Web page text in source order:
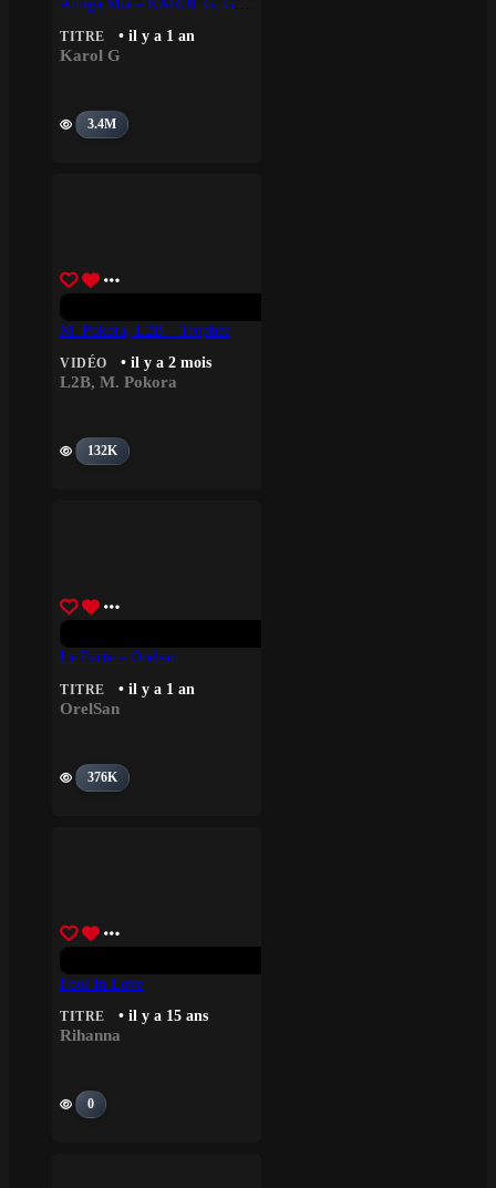
TITRE • il y a 1 an
Karol G
3.4M
M. Pokora, L2B – Trophée
VIDÉO • il y a 2 mois
L2B, M. Pokora
132K
Le Pacte – Orelsan
TITRE • il y a 1 an
OrelSan
376K
Fool In Love
TITRE • il y a 15 ans
Rihanna
0